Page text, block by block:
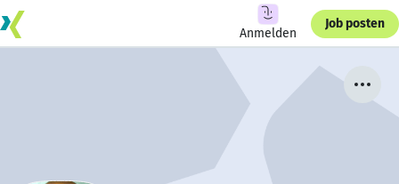
Anmelden
Job posten